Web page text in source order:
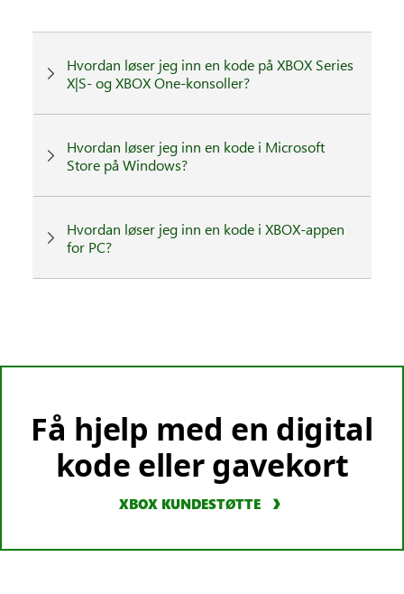
Hvordan løser jeg inn en kode på XBOX Series
X|S- og XBOX One-konsoller?
Hvordan løser jeg inn en kode i Microsoft
Store på Windows?
Hvordan løser jeg inn en kode i XBOX-appen
for PC?
Få hjelp med en digital
kode eller gavekort
XBOX KUNDESTØTTE